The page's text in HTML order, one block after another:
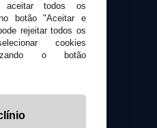
privacidade
de Uso
cookies
aceitar todos os
botão "Aceitar e
rejeitar todos os
cookies
o botão